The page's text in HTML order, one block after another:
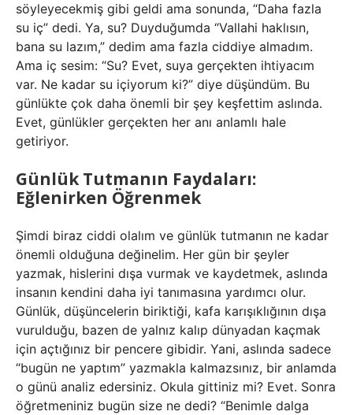
söyleyecekmiş gibi geldi ama sonunda, “Daha fazla
su iç” dedi. Ya, su? Duyduğumda “Vallahi haklısın,
bana su lazım,” dedim ama fazla ciddiye almadım.
Ama iç sesim: “Su? Evet, suya gerçekten ihtiyacım
var. Ne kadar su içiyorum ki?” diye düşündüm. Bu
günlükte çok daha önemli bir şey keşfettim aslında.
Evet, günlükler gerçekten her anı anlamlı hale
getiriyor.
Günlük Tutmanın Faydaları:
Eğlenirken Öğrenmek
Şimdi biraz ciddi olalım ve günlük tutmanın ne kadar
önemli olduğuna değinelim. Her gün bir şeyler
yazmak, hislerini dışa vurmak ve kaydetmek, aslında
insanın kendini daha iyi tanımasına yardımcı olur.
Günlük, düşüncelerin biriktiği, kafa karışıklığının dışa
vurulduğu, bazen de yalnız kalıp dünyadan kaçmak
için açtığınız bir pencere gibidir. Yani, aslında sadece
“bugün ne yaptım” yazmakla kalmazsınız, bir anlamda
o günü analiz edersiniz. Okula gittiniz mi? Evet. Sonra
öğretmeniniz bugün size ne dedi? “Benimle dalga